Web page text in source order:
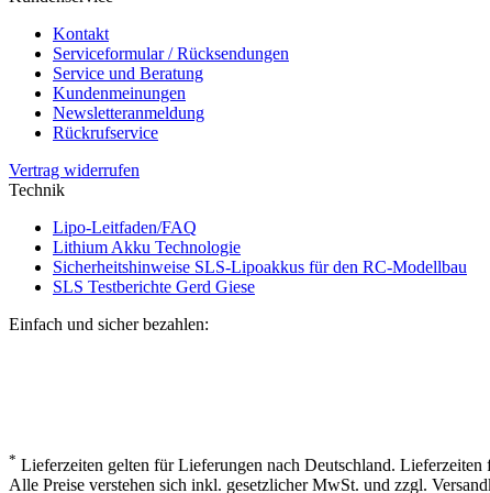
Kontakt
Serviceformular / Rücksendungen
Service und Beratung
Kundenmeinungen
Newsletteranmeldung
Rückrufservice
Vertrag widerrufen
Technik
Lipo-Leitfaden/FAQ
Lithium Akku Technologie
Sicherheitshinweise SLS-Lipoakkus für den RC-Modellbau
SLS Testberichte Gerd Giese
Einfach und sicher bezahlen:
* Lieferzeiten gelten für Lieferungen nach Deutschland.
Alle Preise verstehen sich inkl. gesetzlicher MwSt. und zzgl.